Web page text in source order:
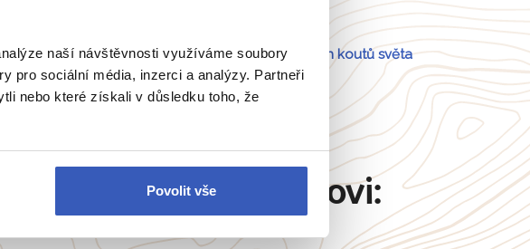
naší návštěvnosti využíváme soubory
pro sociální média, inzerci a analýzy. Partneři
nebo které získali v důsledku toho, že
Povolit vše
Itálie Portugalsko a54 dalších koutů světa
Martinu Šimkovi: